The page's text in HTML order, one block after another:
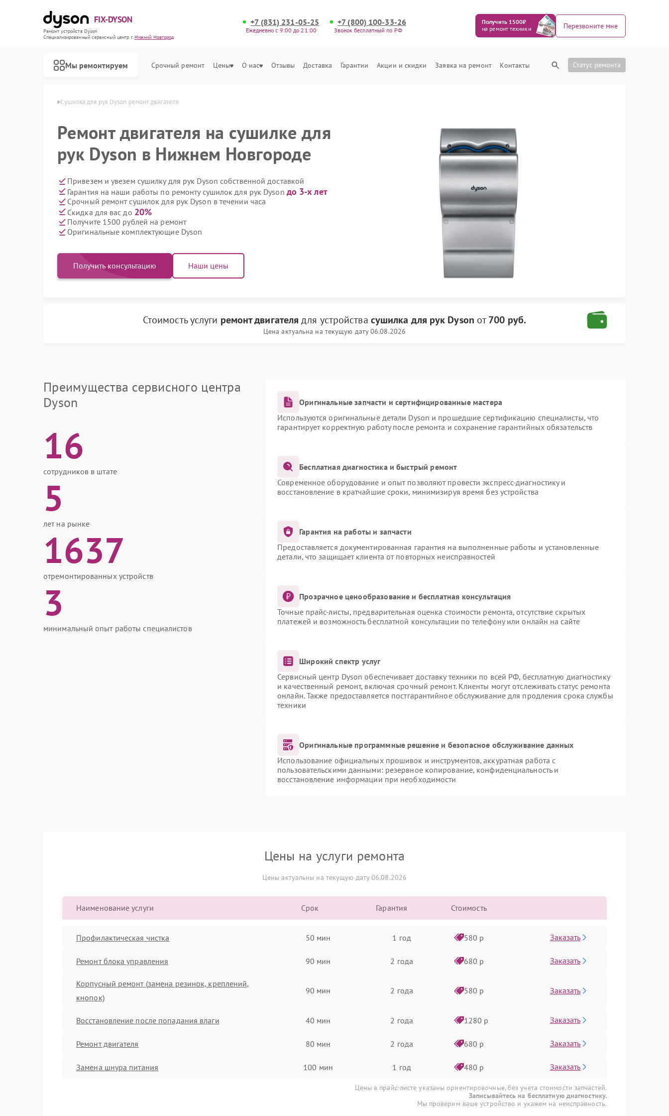
FIX-DYSON
Ремонт устройств Dyson
Специализированный cервисный центр г.Нижний Новгород
+7 (831) 231-05-25
Ежедневно с 9:00 до 21:00
+7 (800) 100-33-26
Звонок бесплатный по РФ
Получить 1500₽
на ремонт техники
Перезвоните мне
Мы ремонтируем Срочный ремонт Цены О нас Отзывы Доставка Гарантии Акции и скидки Заявка на ремонт Контакты Статус ремонта
Нижнем Новгороде Сушилка для рук Dyson ремонт двигателя
Ремонт двигателя на сушилке для
рук Dyson в Нижнем Новгороде
Привезем и увезем сушилку для рук Dyson собственной доставкой
Гарантия на наши работы по ремонту сушилок для рук Dyson до 3-х лет
Срочный ремонт сушилок для рук Dyson в течении часа
Скидка для вас до 20%
Получите 1500 рублей на ремонт
Оригинальные комплектующие Dyson
Получить консультацию Наши цены
Стоимость услуги ремонт двигателя для устройства сушилка для рук Dyson от700 руб.
Цена актуальна на текущую дату 06.08.2026
Преимущества сервисного центра
Dyson
16
сотрудников в штате
5
лет на рынке
1637
отремонтированных устройств
3
минимальный опыт работы специалистов
Оригинальные запчасти и сертифицированные мастера
Используются оригинальные детали Dyson и прошедшие сертификацию специалисты, что
гарантирует корректную работу после ремонта и сохранение гарантийных обязательств
Бесплатная диагностика и быстрый ремонт
Современное оборудование и опыт позволяют провести экспресс-диагностику и
восстановление в кратчайшие сроки, минимизируя время без устройства
Гарантия на работы и запчасти
Предоставляется документированная гарантия на выполненные работы и установленные
детали, что защищает клиента от повторных неисправностей
Прозрачное ценообразование и бесплатная консультация
Точные прайс-листы, предварительная оценка стоимости ремонта, отсутствие скрытых
платежей и возможность бесплатной консультации по телефону или онлайн на сайте
Широкий спектр услуг
Сервисный центр Dyson обеспечивает доставку техники по всей РФ, бесплатную диагностику
и качественный ремонт, включая срочный ремонт. Клиенты могут отслеживать статус ремонта
онлайн. Также предоставляется постгарантийное обслуживание для продления срока службы
техники
Оригинальные программные решение и безопасное обслуживание данных
Использование официальных прошивок и инструментов, аккуратная работа с
пользовательскими данными: резервное копирование, конфиденциальность и
восстановление информации при необходимости
Цены на услуги ремонта
Цены актуальны на текущую дату 06.08.2026
Наименование услуги Срок Гарантия Стоимость
Профилактическая чистка 50 мин 1 год 580 р Заказать
Ремонт блока управления 90 мин 2 года 680 р Заказать
Корпусный ремонт (замена резинок, креплений,
кнопок)
90 мин 2 года 580 р Заказать
Восстановление после попадания влаги 40 мин 2 года 1280 р Заказать
Ремонт двигателя 80 мин 2 года 680 р Заказать
Замена шнура питания 100 мин 1 год 480 р Заказать
Цены в прайс-листе указаны ориентировочные, без учета стоимости запчастей.
Записывайтесь на бесплатную диагностику.
Мы проверим ваше устройство и укажем на неисправность.